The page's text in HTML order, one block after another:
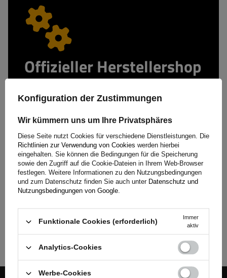
Offizieller Herstellershop
Wenn Sie beiUNITRAILERkaufen, erwerben Sie
garantiert Originalware und Ihre Transaktion ist
absolut sicher. Da wir unsere Anhänger selbst
entwickeln und fertigen, bieten wir Ihnen
umfassenden technischen Support und ständigen
Zugriff auf Original-Ersatzteile. Setzen Sie auf
bewährte Lösungen vom Marktführer.
Konfiguration der Zustimmungen
Wir kümmern uns um Ihre Privatsphäres
Diese Seite nutzt Cookies für verschiedene Dienstleistungen. Die
Richtlinien zur Verwendung von Cookies werden hierbei
eingehalten. Sie können die Bedingungen für die Speicherung
sowie den Zugriff auf die Cookie-Dateien in Ihrem Web-Browser
festlegen. Weitere Informationen zu den Nutzungsbedingungen
und zum Datenschutz finden Sie auch unter Datenschutz und
Nutzungsbedingungen von Google.
Funktionale Cookies (erforderlich)
Immer
aktiv
Analytics-Cookies
Werbe-Cookies